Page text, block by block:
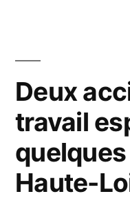
Deux
travail
Haute-